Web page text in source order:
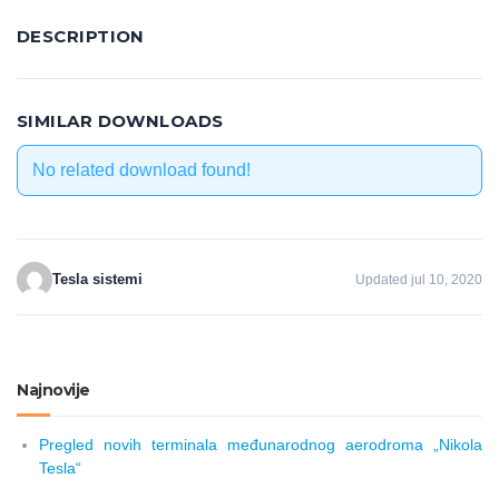
DESCRIPTION
SIMILAR DOWNLOADS
No related download found!
Tesla sistemi Updated jul 10, 2020
Najnovije
Pregled novih terminala međunarodnog aerodroma „Nikola
Tesla“